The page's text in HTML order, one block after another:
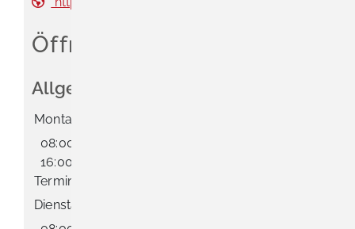
Öffnungszeiten
Allgemeine Öffnungszeit
Montag
08:00 Uhr
16:00 Uhr
Terminvereinbarung
Dienstag